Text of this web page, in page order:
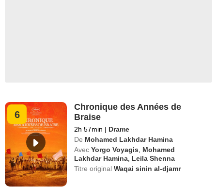
6
Chronique des Années de
Braise
2h 57min | Drame
De Mohamed Lakhdar Hamina
Avec Yorgo Voyagis
Mohamed
Lakhdar Hamina Leila Shenna
Titre originalWaqai sinin al-djamr